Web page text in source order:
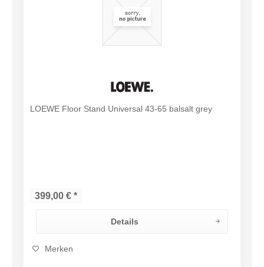
LOEWE Floor Stand Universal 43-65 balsalt grey
399,00 € *
Details
Merken